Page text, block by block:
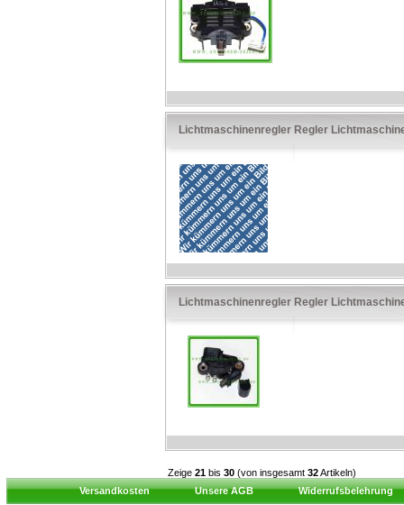
Lichtmaschinenregler Regler
Lichtmaschinenregler Regler
Zeige 21 bis 30 (von insgesamt 32Artikeln)
Versandkosten
Unsere AGB Widerrufsbelehrung